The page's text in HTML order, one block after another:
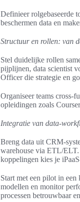
Definieer rolgebaseerde
beschermen data en
Structuur en rollen: van
Stel duidelijke rollen
pijplijnen, data scientist
Officer die strategie en
Organiseer teams
opleidingen zoals
Integratie van data-
Breng data uit CRM-
warehouse via ETL/ELT.
koppelingen kies je
Start met een pilot in een
modellen en monitor
processen betrouwbaar